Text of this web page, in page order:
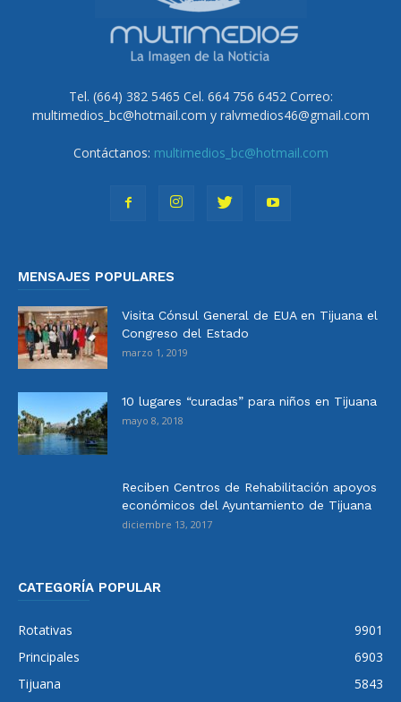
Tel. (664) 382 5465 Cel. 664 756 6452 Correo:
multimedios_bc@hotmail.com y ralvmedios46@gmail.com
Contáctanos: multimedios_bc@hotmail.com
MENSAJES POPULARES
Visita Cónsul General de EUA en Tijuana el
Congreso del Estado
marzo 1, 2019
10 lugares “curadas” para niños en Tijuana
mayo 8, 2018
Reciben Centros de Rehabilitación apoyos
económicos del Ayuntamiento de Tijuana
diciembre 13, 2017
CATEGORÍA POPULAR
Rotativas
9901
Principales
6903
Tijuana
5843